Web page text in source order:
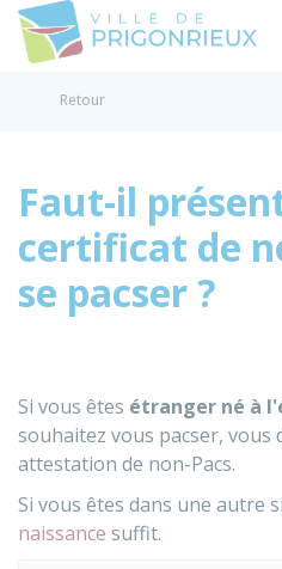
Retour
Faut-il
certificat de
se pacser ?
Si vous êtes étranger né à
souhaitez vous pacser, vous
attestation de non-Pacs.
Si vous êtes dans une autre
naissance suffit.